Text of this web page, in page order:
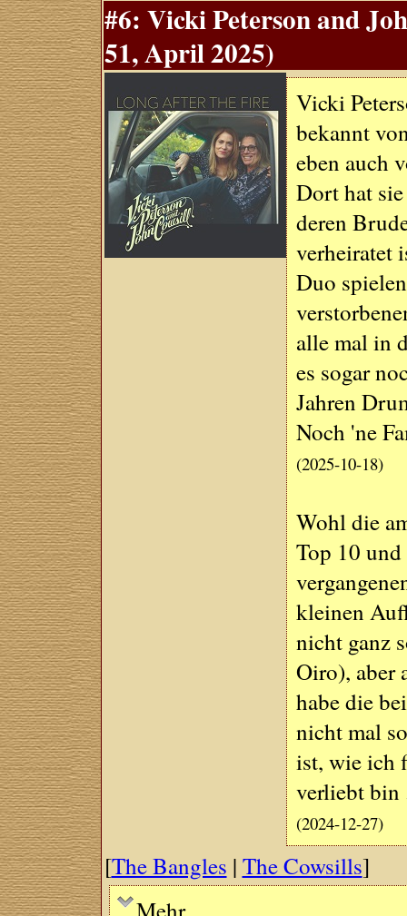
#6: Vicki Peterson and
51, April 2025)
Vicki
bekannt
eben auch
Dort hat
deren
verheiratet
Duo
alle mal in
es sogar
Jahren
Noch 'ne
(2025-10-18)
Wohl die
Top 10
kleinen
nicht ganz
Oiro), aber
habe die
nicht mal
ist, wie ich
verliebt bin
(2024-12-27)
[The Bangles | The Cowsills]